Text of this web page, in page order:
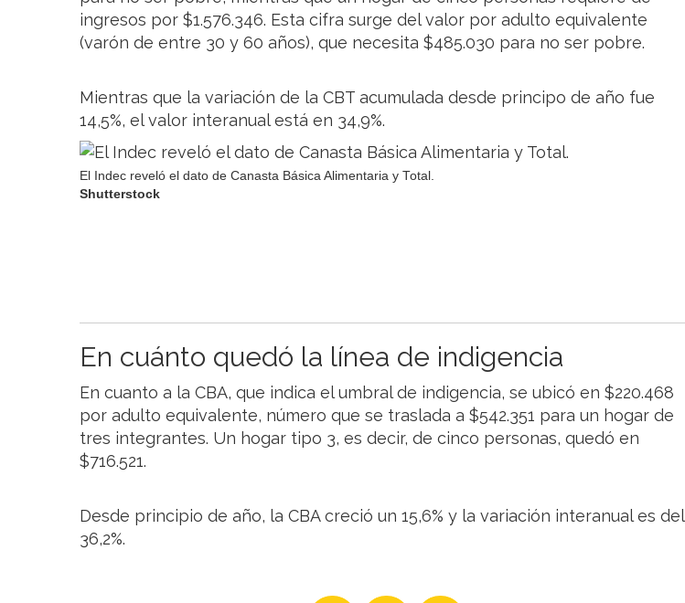
ingresos por $1.576.346. Esta cifra surge del valor por adulto equivalente
(varón de entre 30 y 60 años), que necesita $485.030 para no ser pobre.
Mientras que la variación de la CBT acumulada desde principo de año fue
14,5%, el valor interanual está en 34,9%.
El Indec reveló el dato de Canasta Básica Alimentaria y Total.
Shutterstock
En cuánto quedó la línea de indigencia
En cuanto a la CBA, que indica el umbral de indigencia, se ubicó en $220.468
por adulto equivalente, número que se traslada a $542.351 para un hogar de
tres integrantes. Un hogar tipo 3, es decir, de cinco personas, quedó en
$716.521.
Desde principio de año, la CBA creció un 15,6% y la variación interanual es del
36,2%.